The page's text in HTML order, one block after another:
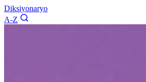
Diksiyonaryo
A-Z